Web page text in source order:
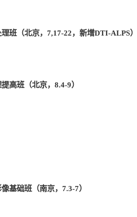
班（北京，7,17-22，新增DTI-ALPS）
高班（北京，8.4-9）
基础班（南京，7.3-7）